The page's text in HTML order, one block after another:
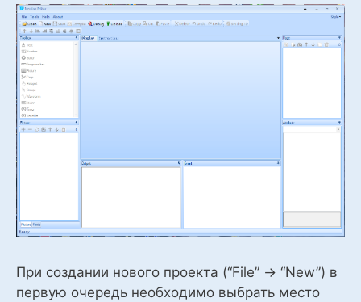
При создании нового проекта (“File” -> “New”) в
первую очередь необходимо выбрать место